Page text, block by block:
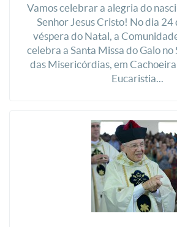
Vamos celebrar a alegria do
Senhor Jesus Cristo! No dia
véspera do Natal, a
celebra a Santa Missa do Galo no
das Misericórdias, em Cachoeira
Eucaristia...